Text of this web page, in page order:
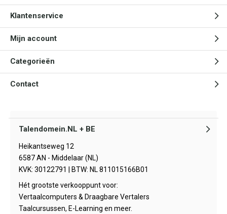
Klantenservice
Mijn account
Categorieën
Contact
Talendomein.NL + BE
Heikantseweg 12
6587 AN - Middelaar (NL)
KVK: 30122791 | BTW: NL 811015166B01
Hét grootste verkooppunt voor:
Vertaalcomputers & Draagbare Vertalers
Taalcursussen, E-Learning en meer.